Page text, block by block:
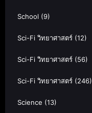
School (9)
Sci-Fi วิทยาศาสตร์ (12)
Sci-Fi วิทยาศาสตร์ (56)
Sci-Fi วิทยาศาสตร์ (246)
Science (13)